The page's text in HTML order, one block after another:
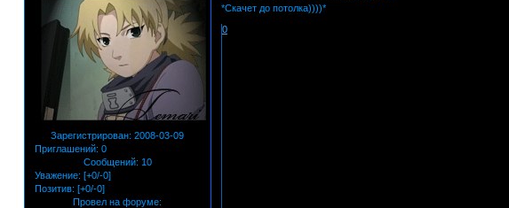
Зарегистрирован: 2008-03-09
Приглашений: 0
Сообщений: 10
Уважение: [+0/-0]
Позитив: [+0/-0]
Провел на форуме:
*Скачет до потолка))))*
0